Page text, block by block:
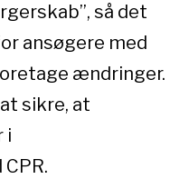
så det
ansøgere med
ændringer.
sikre, at
i